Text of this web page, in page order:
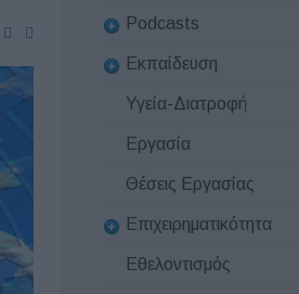
Podcasts
Εκπαίδευση
Υγεία-Διατροφή
Εργασία
Θέσεις Εργασίας
Επιχειρηματικότητα
Εθελοντισμός